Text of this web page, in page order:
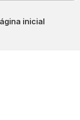
inicial